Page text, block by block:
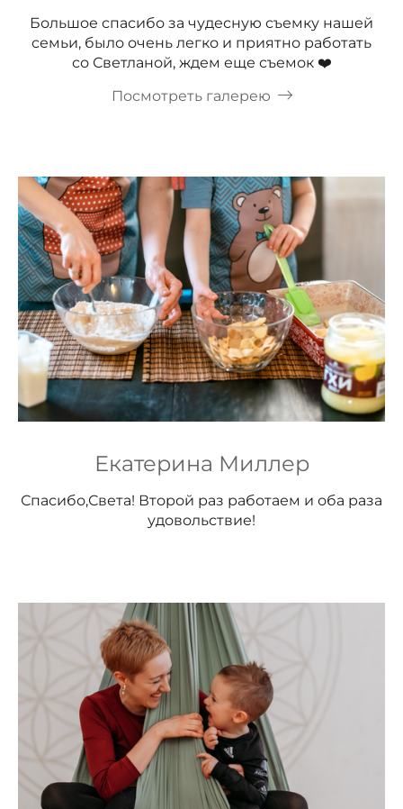
Большое спасибо за чудесную съемку нашей
семьи, было очень легко и приятно работать
со Светланой, ждем еще съемок ❤️
Посмотреть галерею
Екатерина Миллер
Спасибо,Света! Второй раз работаем и оба раза
удовольствие!